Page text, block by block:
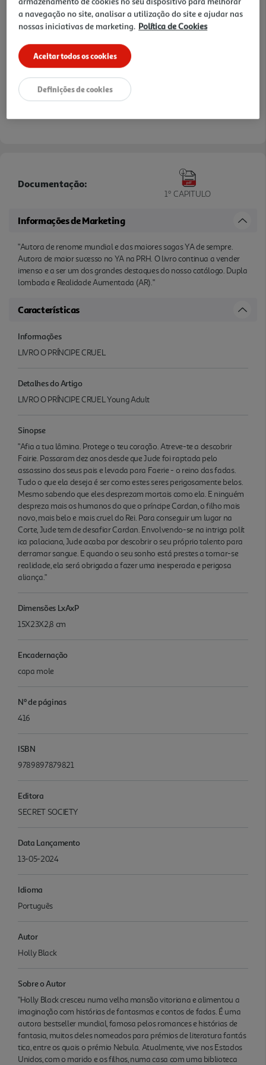
Documentação:
1º CAPITULO
Informações de Marketing
"Autora de renome mundial e das maiores sagas YA de sempre.
Autora de maior sucesso no YA na PRH. O livro continua a vender
imenso e a ser um dos grandes destaques do nosso catálogo. Dupla
lombada e Realidade Aumentada (AR)."
Características
Informações
LIVRO O PRÍNCIPE CRUEL
Detalhes do Artigo
LIVRO O PRÍNCIPE CRUEL Young Adult
Sinopse
"Afia a tua lâmina. Protege o teu coração. Atreve-te a descobrir
Fairie. Passaram dez anos desde que Jude foi raptada pelo
assassino dos seus pais e levada para Faerie - o reino das fadas.
Tudo o que ela deseja é ser como estes seres perigosamente belos.
Mesmo sabendo que eles desprezam mortais como ela. E ninguém
despreza mais os humanos do que o príncipe Cardan, o filho mais
novo, mais belo e mais cruel do Rei. Para conseguir um lugar na
Corte, Jude tem de desafiar Cardan. Envolvendo-se na intriga polít
ica palaciana, Jude acaba por descobrir o seu próprio talento para
derramar sangue. E quando o seu sonho está prestes a tornar-se
realidade, ela será obrigada a fazer uma inesperada e perigosa
aliança."
Dimensões LxAxP
15X23X2,8 cm
Encadernação
capa mole
Nº de páginas
416
ISBN
9789897879821
Editora
SECRET SOCIETY
Data Lançamento
13-05-2024
Idioma
Português
Autor
Holly Black
Sobre o Autor
"Holly Black cresceu numa velha mansão vitoriana e alimentou a
imaginação com histórias de fantasmas e contos de fadas. É uma
autora bestseller mundial, famosa pelos romances e histórias de
fantasia, muitos deles nomeados para prémios de literatura fantás
tica, entre os quais o prémio Nebula. Atualmente, vive nos Estados
Unidos, com o marido e os filhos, numa casa com uma biblioteca
a navegação no site, analisar a utilização do site e ajudar nas
nossas iniciativas de marketing. Política de Cookies
Aceitar todos os cookies
Definições de cookies